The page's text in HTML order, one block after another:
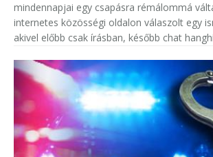
mindennapjai egy csapásra rémálommá
internetes közösségi oldalon válaszolt egy
akivel előbb csak írásban, később chat